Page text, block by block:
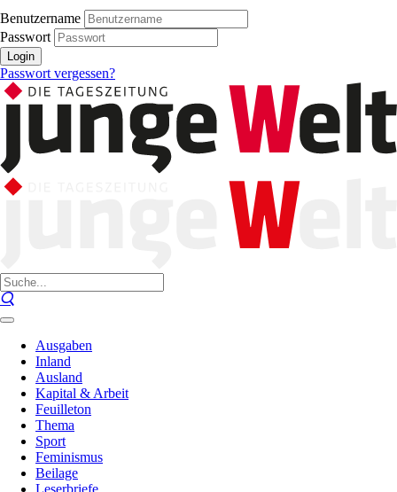
Benutzername
Passwort
Login
Passwort vergessen?
Ausgaben
Inland
Ausland
Kapital & Arbeit
Feuilleton
Thema
Sport
Feminismus
Beilage
Leserbriefe